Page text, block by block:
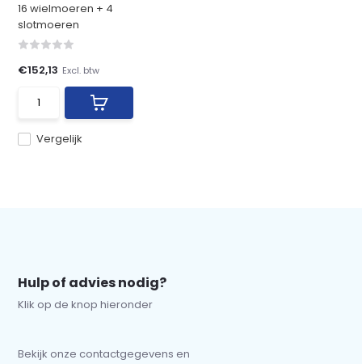
16 wielmoeren + 4
slotmoeren
Vergelijk
€152,13 Excl. btw
Hulp of advies nodig?
Klik op de knop hieronder
Bekijk onze contactgegevens en